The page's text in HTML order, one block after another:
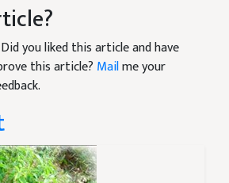
you liked this article and have
this article? Mailme your